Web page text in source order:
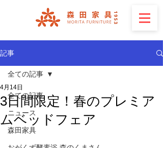
記事
全ての記事
ニュース
森田家具
全ての記事
3日間限定！春のプレミア
ムベッドフェア
4月14日